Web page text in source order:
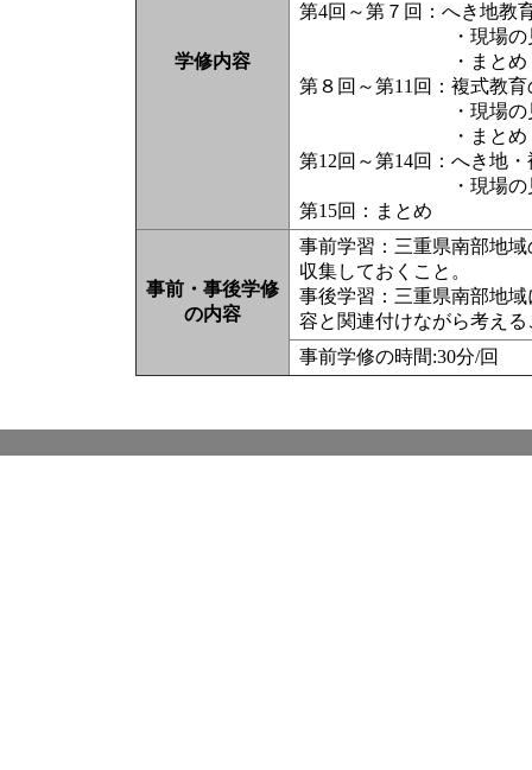
学修内容
第4回～第７回：へき地教
・現場の見
・まとめ
第８回～第11回：複式教
・現場の見
・まとめ
第12回～第14回：へき地
・現場の
第15回：まとめ
事前・事後学修
の内容
事前学習：三重県南部地
収集しておくこと。
事後学習：三重県南部地
容と関連付けながら考える
事前学修の時間:30分/